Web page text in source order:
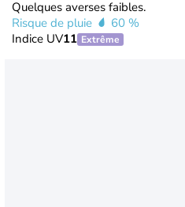
Quelques averses faibles.
Risque de pluie
60 %
Indice UV11 Extrême